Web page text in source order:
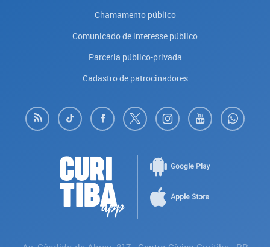
Chamamento público
Comunicado de interesse público
Parceria público-privada
Cadastro de patrocinadores